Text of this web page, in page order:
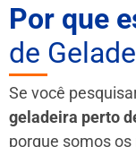
Por que
de
Se você
geladeira perto
porque somos